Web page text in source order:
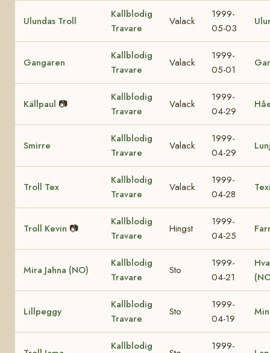
Ulundas Troll
Kallblodig
Travare
Valack
1999-
05-03
Gangaren
Kallblodig
Travare
Valack
1999-
05-01
Källpaul 📷
Kallblodig
Travare
Valack
1999-
04-29
Smirre
Kallblodig
Travare
Valack
1999-
04-29
Troll Tex
Kallblodig
Travare
Valack
1999-
04-28
Troll Kevin 📷
Kallblodig
Travare
Hingst
1999-
04-25
Mira Jahna (NO)
Kallblodig
Travare
Sto
1999-
04-21
Lillpeggy
Kallblodig
Travare
Sto
1999-
04-19
Kallblodig 1999-